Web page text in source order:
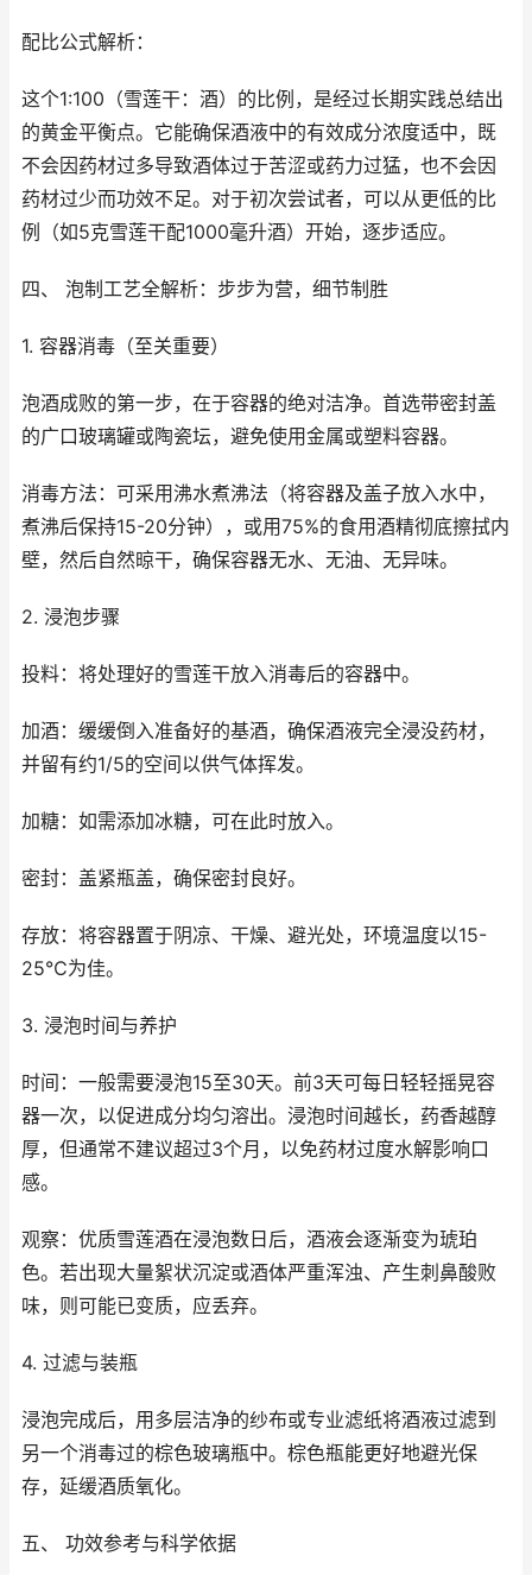
配比公式解析：
这个1:100（雪莲干：酒）的比例，是经过长期实践总结出
的黄金平衡点。它能确保酒液中的有效成分浓度适中，既
不会因药材过多导致酒体过于苦涩或药力过猛，也不会因
药材过少而功效不足。对于初次尝试者，可以从更低的比
例（如5克雪莲干配1000毫升酒）开始，逐步适应。
四、 泡制工艺全解析：步步为营，细节制胜
1. 容器消毒（至关重要）
泡酒成败的第一步，在于容器的绝对洁净。首选带密封盖
的广口玻璃罐或陶瓷坛，避免使用金属或塑料容器。
消毒方法：可采用沸水煮沸法（将容器及盖子放入水中，
煮沸后保持15-20分钟），或用75%的食用酒精彻底擦拭内
壁，然后自然晾干，确保容器无水、无油、无异味。
2. 浸泡步骤
投料：将处理好的雪莲干放入消毒后的容器中。
加酒：缓缓倒入准备好的基酒，确保酒液完全浸没药材，
并留有约1/5的空间以供气体挥发。
加糖：如需添加冰糖，可在此时放入。
密封：盖紧瓶盖，确保密封良好。
存放：将容器置于阴凉、干燥、避光处，环境温度以15-
25℃为佳。
3. 浸泡时间与养护
时间：一般需要浸泡15至30天。前3天可每日轻轻摇晃容
器一次，以促进成分均匀溶出。浸泡时间越长，药香越醇
厚，但通常不建议超过3个月，以免药材过度水解影响口
感。
观察：优质雪莲酒在浸泡数日后，酒液会逐渐变为琥珀
色。若出现大量絮状沉淀或酒体严重浑浊、产生刺鼻酸败
味，则可能已变质，应丢弃。
4. 过滤与装瓶
浸泡完成后，用多层洁净的纱布或专业滤纸将酒液过滤到
另一个消毒过的棕色玻璃瓶中。棕色瓶能更好地避光保
存，延缓酒质氧化。
五、 功效参考与科学依据